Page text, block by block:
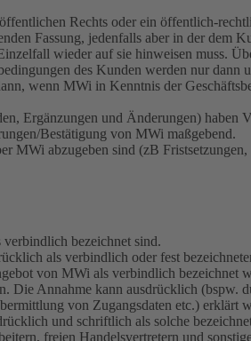
Rechts oder ein öffentlich-
Fassung, jedenfalls aber in der dem
wieder auf sie hinweisen muss.
des Kunden werden nur
wenn MWi in Kenntnis der
Ergänzungen und Änderungen) haben
Bestätigung von MWi maßgebend.
MWi abzugeben sind (zB
bezeichnet sind.
als verbindlich oder fest
von MWi als verbindlich bezeichnet
Die Annahme kann ausdrücklich
von Zugangsdaten etc.) erklärt
und schriftlich als solche
freien Handelsvertretern und